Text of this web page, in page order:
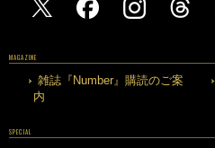
MAGAZINE
雑誌『Number』購読のご案
内
SPECIAL